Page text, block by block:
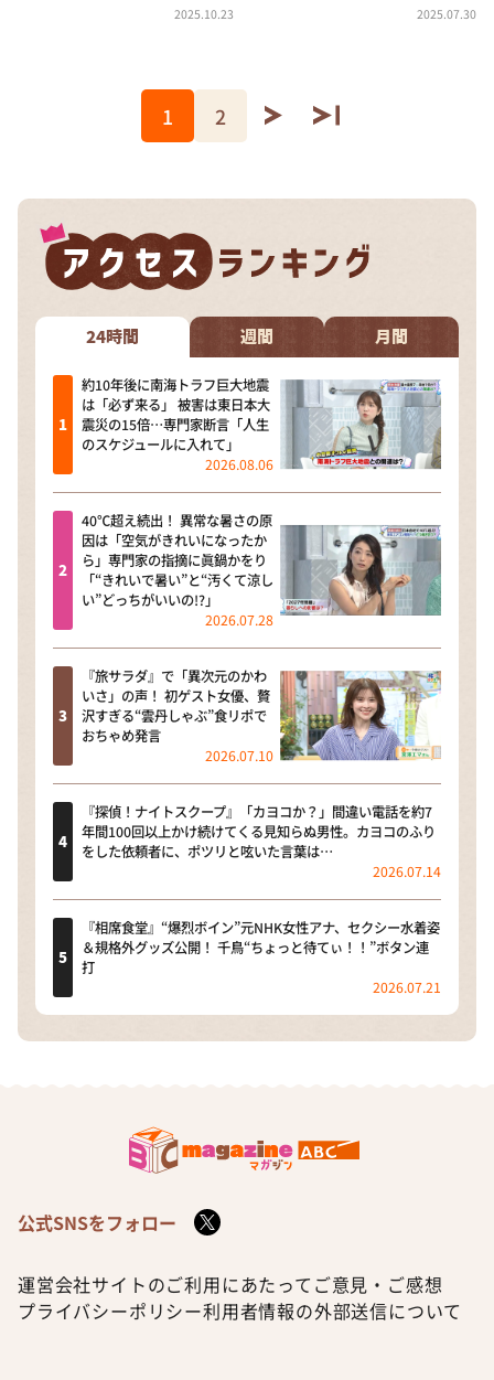
2025.10.23 2025.07.30
1 2
24時間 週間 月間
約10年後に南海トラフ巨大地震
は「必ず来る」 被害は東日本大
震災の15倍…専門家断言「人生
のスケジュールに入れて」
2026.08.06
40℃超え続出！ 異常な暑さの原
因は「空気がきれいになったか
ら」専門家の指摘に眞鍋かをり
「“きれいで暑い”と“汚くて涼し
い”どっちがいいの!?」
2026.07.28
『旅サラダ』で「異次元のかわ
いさ」の声！ 初ゲスト女優、贅
沢すぎる“雲丹しゃぶ”食リポで
おちゃめ発言
2026.07.10
『探偵！ナイトスクープ』「カヨコか？」間違い電話を約7
年間100回以上かけ続けてくる見知らぬ男性。カヨコのふり
をした依頼者に、ポツリと呟いた言葉は…
2026.07.14
『相席食堂』“爆烈ボイン”元NHK女性アナ、セクシー水着姿
＆規格外グッズ公開！ 千鳥“ちょっと待てぃ！！”ボタン連
打
2026.07.21
公式SNSをフォロー
運営会社サイトのご利用にあたって ご意見・ご感想
プライバシーポリシー利用者情報の外部送信について